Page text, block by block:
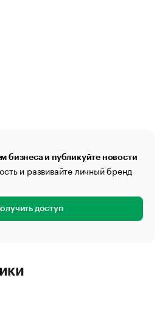
бизнеса и публикуйте новости
и развивайте личный бренд
доступ